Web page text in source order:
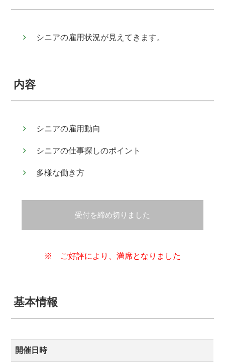
シニアの雇用状況が見えてきます。
内容
シニアの雇用動向
シニアの仕事探しのポイント
多様な働き方
受付を締め切りました
※ ご好評により、満席となりました
基本情報
開催日時